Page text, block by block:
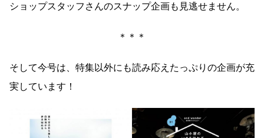
ショップスタッフさんのスナップ企画も見逃せません。
＊＊＊
そして今号は、特集以外にも読み応えたっぷりの企画が充
実しています！